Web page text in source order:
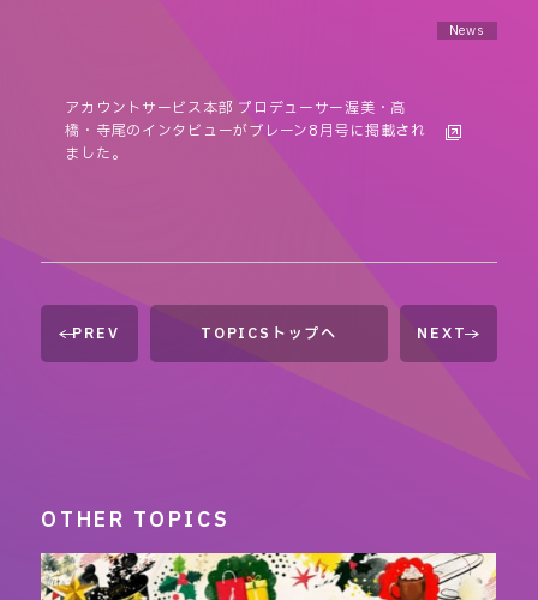
News
アカウントサービス本部 プロデューサー渥美・高
橋・寺尾のインタビューがブレーン8月号に掲載され
ました。
PREV TOPICSトップへ NEXT
OTHER TOPICS